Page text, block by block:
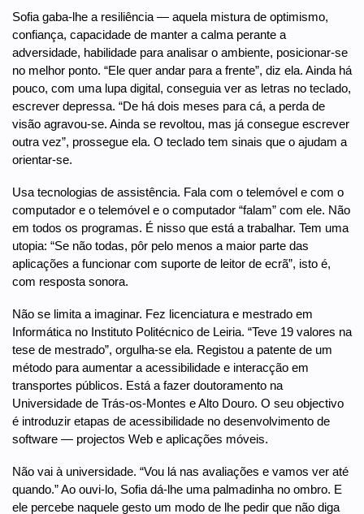
Sofia gaba-lhe a resiliência — aquela mistura de optimismo,
confiança, capacidade de manter a calma perante a
adversidade, habilidade para analisar o ambiente, posicionar-se
no melhor ponto. “Ele quer andar para a frente”, diz ela. Ainda há
pouco, com uma lupa digital, conseguia ver as letras no teclado,
escrever depressa. “De há dois meses para cá, a perda de
visão agravou-se. Ainda se revoltou, mas já consegue escrever
outra vez”, prossegue ela. O teclado tem sinais que o ajudam a
orientar-se.
Usa tecnologias de assistência. Fala com o telemóvel e com o
computador e o telemóvel e o computador “falam” com ele. Não
em todos os programas. É nisso que está a trabalhar. Tem uma
utopia: “Se não todas, pôr pelo menos a maior parte das
aplicações a funcionar com suporte de leitor de ecrã”, isto é,
com resposta sonora.
Não se limita a imaginar. Fez licenciatura e mestrado em
Informática no Instituto Politécnico de Leiria. “Teve 19 valores na
tese de mestrado”, orgulha-se ela. Registou a patente de um
método para aumentar a acessibilidade e interacção em
transportes públicos. Está a fazer doutoramento na
Universidade de Trás-os-Montes e Alto Douro. O seu objectivo
é introduzir etapas de acessibilidade no desenvolvimento de
software — projectos Web e aplicações móveis.
Não vai à universidade. “Vou lá nas avaliações e vamos ver até
quando.” Ao ouvi-lo, Sofia dá-lhe uma palmadinha no ombro. E
ele percebe naquele gesto um modo de lhe pedir que não diga